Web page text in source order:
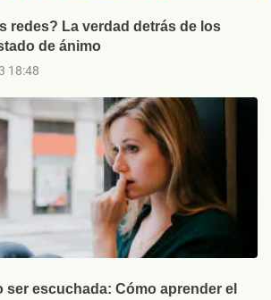
redes? La verdad detrás de los
de ánimo
18:48
ser escuchada: Cómo aprender el